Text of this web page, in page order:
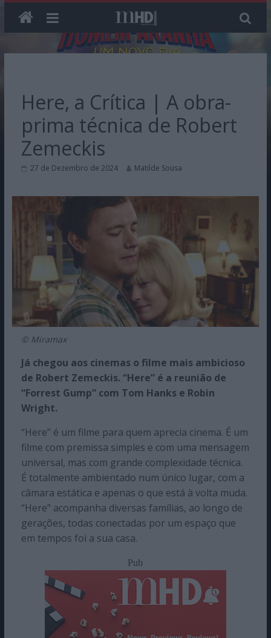
Here, a Crítica | A obra-
prima técnica de Robert
Zemeckis
27 de Dezembro de 2024 Matilde Sousa
© Miramax
Já chegou aos cinemas o filme mais ambicioso
de Robert Zemeckis. “Here” é a reunião de
“Forrest Gump” com Tom Hanks e Robin
Wright.
“Here” é um filme para quem aprecia cinema. É um
filme com premissa simples e com uma mensagem
universal, mas com grande complexidade técnica.
É totalmente ambientado num único lugar, com a
câmara estática e apenas o que está à volta muda.
“Here” acompanha diversas famílias, ao longo de
gerações, todas conectadas por um espaço que
em tempos foi a sua casa.
Pub